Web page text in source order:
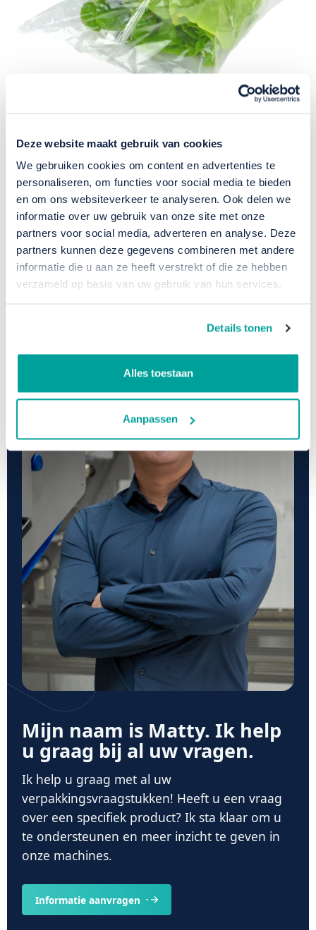
Deze website maakt gebruik van cookies
We gebruiken cookies om content en advertenties te
personaliseren, om functies voor social media te bieden
en om ons websiteverkeer te analyseren. Ook delen we
informatie over uw gebruik van onze site met onze
partners voor social media, adverteren en analyse. Deze
partners kunnen deze gegevens combineren met andere
informatie die u aan ze heeft verstrekt of die ze hebben
verzameld op basis van uw gebruik van hun services.
Details tonen
Alles toestaan
Aanpassen
Barsch bovensealers
De bovensealers worden met name ingezet voor
het verpakken van los en on­­regelmatig product. Bij
deze machines is de folie-aanvoer langs onderen
en wordt de verpakking aan de bovenkant geseald.
Voorbeelden van producten die met onze
bovensealers verpakt worden zijn: witlof, asperges,
rabarber, wortelen, sla en kruiden.
Mijn naam is Matty. Ik help
u graag bij al uw vragen.
Ik help u graag met al uw
verpakkingsvraagstukken! Heeft u een vraag
over een specifiek product? Ik sta klaar om u
te ondersteunen en meer inzicht te geven in
onze machines.
Informatie aanvragen